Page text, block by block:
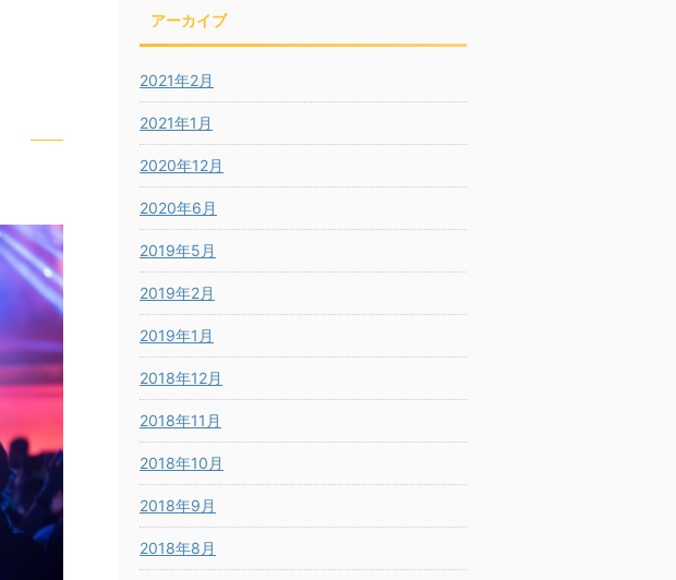
アーカイブ
2021年2月
2021年1月
2020年12月
2020年6月
2019年5月
2019年2月
2019年1月
2018年12月
2018年11月
2018年10月
2018年9月
2018年8月